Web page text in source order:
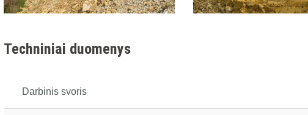
Techniniai duomenys
Darbinis svoris